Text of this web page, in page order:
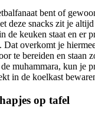
bent of
deze snacks zit je
de keuken staat en er
Dat overkomt je
te bereiden en staan
muhammara, kun je
in de koelkast
op tafel